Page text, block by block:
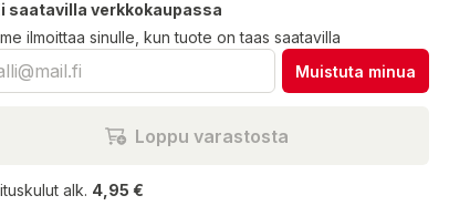
saatavilla verkkokaupassa
ilmoittaa sinulle, kun tuote on taas saatavilla
Muistuta minua
Loppu varastosta
alk. 4,95 €